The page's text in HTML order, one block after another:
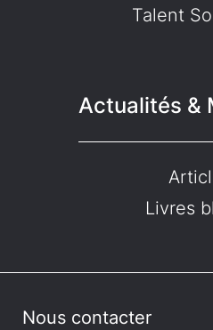
Talent
Actualités &
Livres
Nous contacter